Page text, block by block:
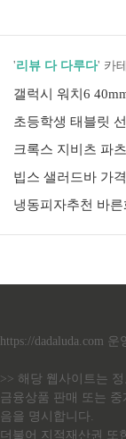
'리뷰 다 다루다' 카
https://dadaluda.com
>> 해당 웹사이트는
금융상품 판매 또는
음을 명시합니다.
더불어 지적재산권 또